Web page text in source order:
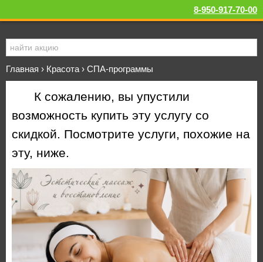
8-950-917-70-00
Главная › Красота › СПА-программы
К сожалению, вы упустили
возможность купить эту услугу со
скидкой. Посмотрите услуги, похожие на
эту, ниже.